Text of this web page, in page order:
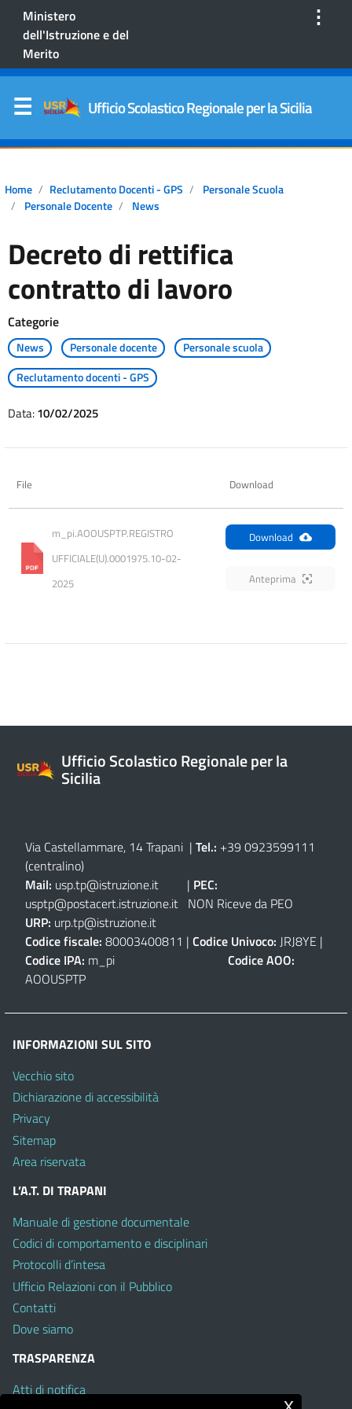
Ministero
dell'Istruzione e del
Merito
⋮
Ufficio Scolastico Regionale per la Sicilia
Home Reclutamento Docenti - GPS
Personale Scuola
Personale Docente
News
Decreto di rettifica
contratto di lavoro
Categorie
News Personale docente
Personale scuola
Reclutamento docenti - GPS
Data:10/02/2025
File Download
m_pi.AOOUSPTP.REGISTRO
UFFICIALE(U).0001975.10-02-
2025
Download
Anteprima
Ufficio Scolastico Regionale per la
Sicilia
Via Castellammare, 14 Trapani | Tel.: +39 0923599111
(centralino)
Mail: usp.tp@istruzione.it | PEC:
usptp@postacert.istruzione.it NON Riceve da PEO
URP: urp.tp@istruzione.it
Codice fiscale: 80003400811 | Codice Univoco: JRJ8YE |
Codice IPA: m_pi Codice AOO:
AOOUSPTP
INFORMAZIONI SUL SITO
Vecchio sito
Dichiarazione di accessibilità
Privacy
Sitemap
Area riservata
L’A.T. DI TRAPANI
Manuale di gestione documentale
Codici di comportamento e disciplinari
Protocolli d’intesa
Ufficio Relazioni con il Pubblico
Contatti
Dove siamo
TRASPARENZA
Atti di notifica